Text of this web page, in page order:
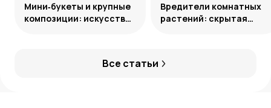
Все статьи
Мини‑букеты и крупные
композиции: искусство
Вредители комнатных
растений: скрытая